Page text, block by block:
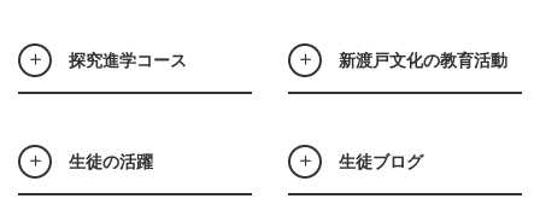
探究進学コース 新渡戸文化の教育活動
生徒の活躍 生徒ブログ